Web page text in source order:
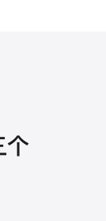
个